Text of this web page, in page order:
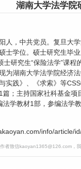
湖南大学法学院
人，中共党员。复旦大
士学位。硕士研究生毕
士研究生“保险法学”课
为湖南大学法学院经济
实践》、《求索》等
篇；主持国家社科基金
法学教材1部，参编法
info/article/
者致信kaoyan1365@126.com，我